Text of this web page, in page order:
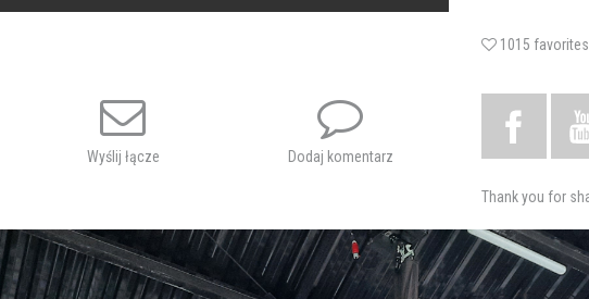
Wyślij łącze Dodaj komentarz
1015
Thank you for